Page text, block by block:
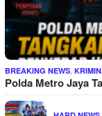
BREAKING NEWS,
Polda Metro Jaya